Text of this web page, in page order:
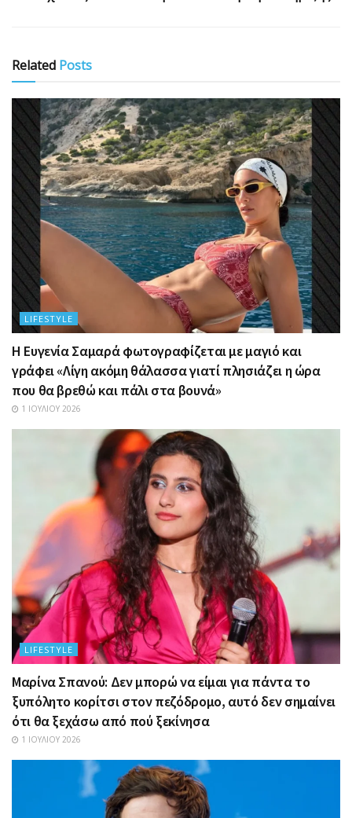
Related Posts
LIFESTYLE
Η Ευγενία Σαμαρά φωτογραφίζεται με μαγιό και
γράφει «Λίγη ακόμη θάλασσα γιατί πλησιάζει η ώρα
που θα βρεθώ και πάλι στα βουνά»
1 ΙΟΥΛΊΟΥ 2026
LIFESTYLE
Μαρίνα Σπανού: Δεν μπορώ να είμαι για πάντα το
ξυπόλητο κορίτσι στον πεζόδρομο, αυτό δεν σημαίνει
ότι θα ξεχάσω από πού ξεκίνησα
1 ΙΟΥΛΊΟΥ 2026